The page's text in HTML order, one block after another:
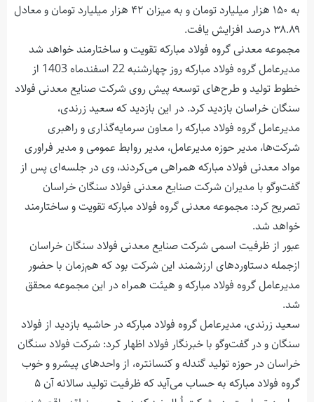
به ۱۵۰ هزار میلیارد تومان و به میزان ۴۲ هزار میلیارد تومان و معادل
۳۸.۸۹ درصد افزایش یافت.
مجموعه معدنی گروه فولاد مبارکه تقویت و ساختارمند خواهد شد
مدیرعامل گروه فولاد مبارکه روز چهارشنبه 22 اسفندماه 1403 از
خطوط تولید و طرح‌های توسعه پیش روی شرکت صنایع معدنی فولاد
سنگان خراسان بازدید کرد. در این بازدید که سعید زرندی،
مدیرعامل گروه فولاد مبارکه را معاون سرمایه‌گذاری و راهبری
شرکت‌ها، مدیر حوزه مدیرعامل، مدیر روابط عمومی و مدیر فراوری
مواد معدنی فولاد مبارکه همراهی می‌کردند، وی در جلسه‌ای پس از
گفت‌وگو با مدیران شرکت صنایع معدنی فولاد سنگان خراسان
تصریح کرد: مجموعه معدنی گروه فولاد مبارکه تقویت و ساختارمند
خواهد شد.
عبور از ظرفیت اسمی شرکت صنایع معدنی فولاد سنگان خراسان
ازجمله دستاوردهای ارزشمند این شرکت بود که هم‌زمان با حضور
مدیرعامل گروه فولاد مبارکه و هیئت همراه در این مجموعه محقق
شد.
سعید زرندی، مدیرعامل گروه فولاد مبارکه در حاشیه بازدید از فولاد
سنگان و در گفت‌وگو با خبرنگار فولاد اظهار کرد: شرکت فولاد سنگان
خراسان در حوزه تولید گندله و کنسانتره، از واحدهای پیشرو و خوب
گروه فولاد مبارکه به حساب می‌آید که ظرفیت تولید سالانه آن ۵